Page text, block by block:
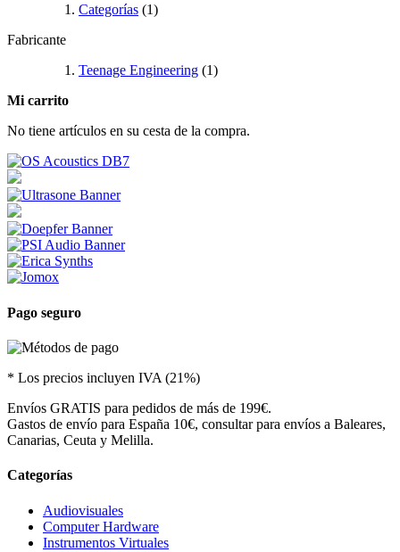
Categorías (1)
Fabricante
Teenage Engineering (1)
Mi carrito
No tiene artículos en su cesta de la compra.
Pago seguro
* Los precios incluyen IVA (21%)
Envíos GRATIS para pedidos de más de 199€.
Gastos de envío para España 10€, consultar para envíos a Baleares,
Canarias, Ceuta y Melilla.
Categorías
Audiovisuales
Computer Hardware
Instrumentos Virtuales